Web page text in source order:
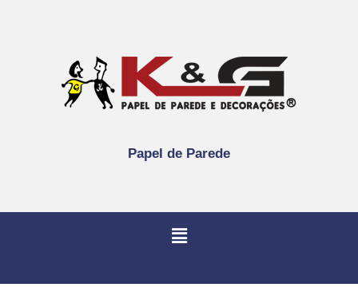
Papel de Parede